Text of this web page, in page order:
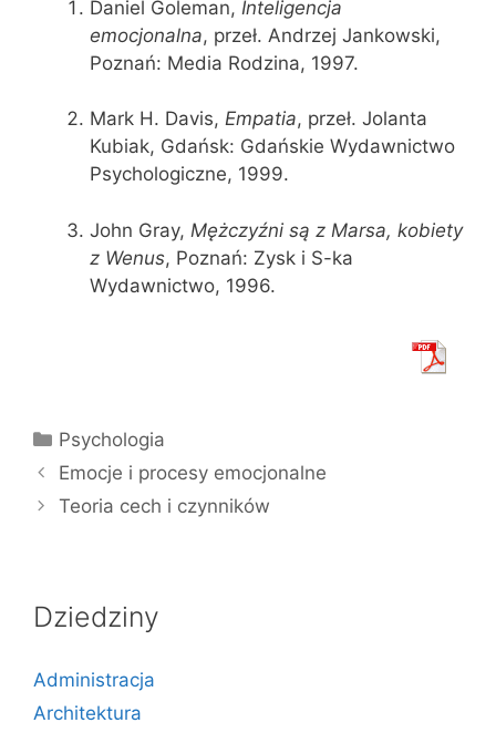
Daniel Goleman, Inteligencja
emocjonalna, przeł. Andrzej Jankowski,
Poznań: Media Rodzina, 1997.
Mark H. Davis, Empatia, przeł. Jolanta
Kubiak, Gdańsk: Gdańskie Wydawnictwo
Psychologiczne, 1999.
John Gray, Mężczyźni są z Marsa, kobiety
z Wenus, Poznań: Zysk i S-ka
Wydawnictwo, 1996.
Kategorie
Psychologia
Emocje i procesy emocjonalne
Teoria cech i czynników
Dziedziny
Administracja
Architektura